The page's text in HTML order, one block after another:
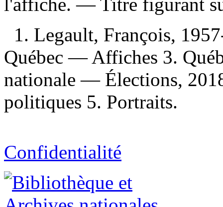
1. Legault, François,
Québec — Affiches 3.
nationale — Élections,
politiques 5. Portraits.
Confidentialité